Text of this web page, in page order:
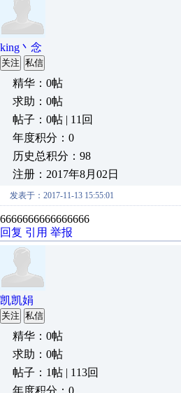
king丶念
关注 私信
精华：0帖
求助：0帖
帖子：0帖 | 11回
年度积分：0
历史总积分：98
注册：2017年8月02日
发表于：2017-11-13 15:55:01
6666666666666666
回复 引用 举报
凯凯娟
关注 私信
精华：0帖
求助：0帖
帖子：1帖 | 113回
年度积分：0